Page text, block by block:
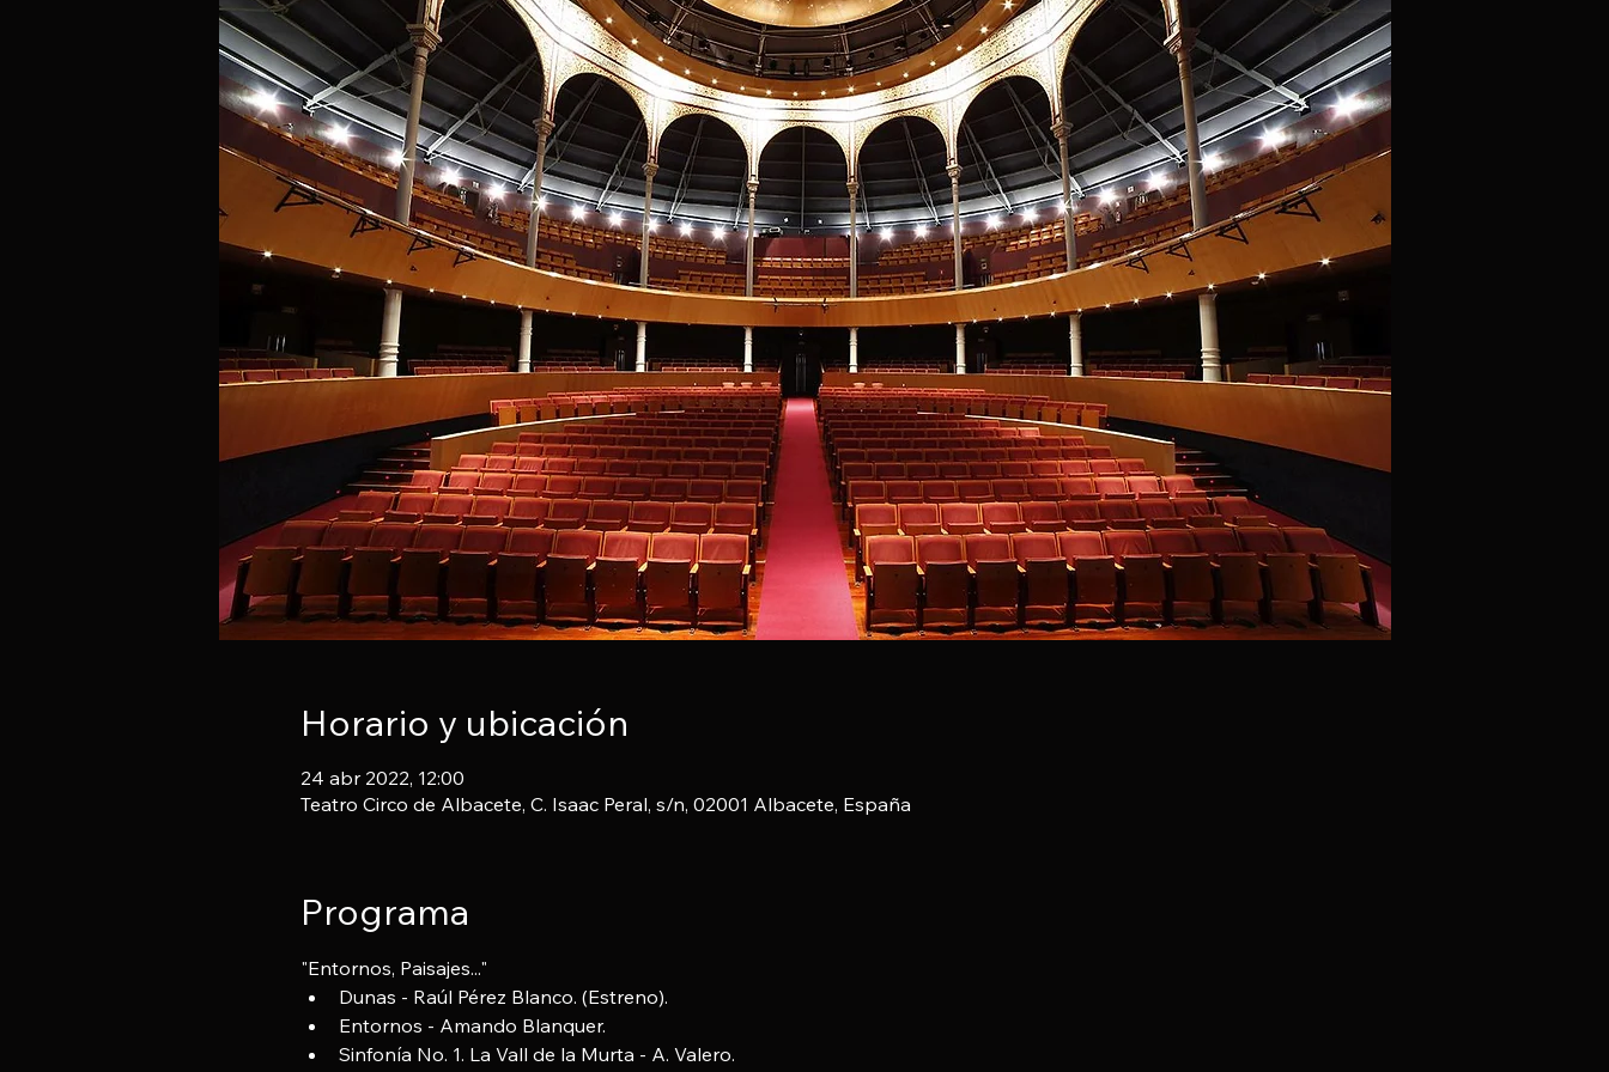
Horario y ubicación
24 abr 2022, 12:00
Teatro Circo de Albacete, C. Isaac Peral, s/n, 02001 Albacete, España
Programa
"Entornos, Paisajes..."​
​Dunas - Raúl Pérez Blanco. (Estreno).
Entornos - Amando Blanquer.
Sinfonía No. 1. La Vall de la Murta - A. Valero.